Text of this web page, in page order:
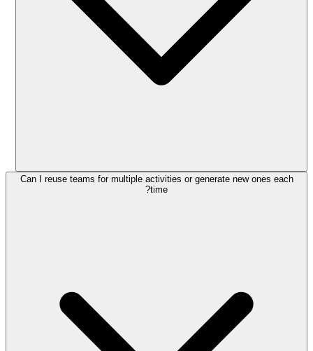
Can I reuse teams for multiple activities or generate new ones each
time?